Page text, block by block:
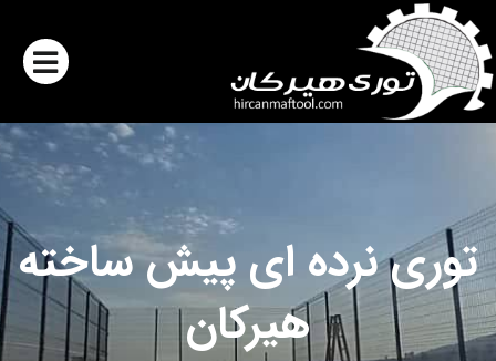
توری نرده ای پیش ساخته
هیرکان